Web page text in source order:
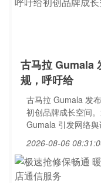
古马拉 Gumala
规，呼吁给
古马拉 Gumala 发
初创品牌成长空间
Gumala 引发网络
2026-08-06